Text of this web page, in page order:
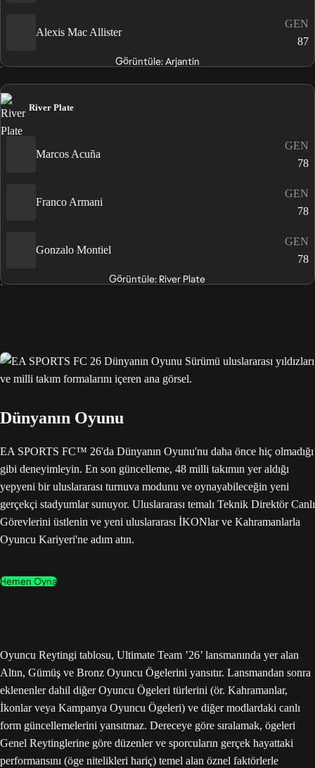
Alexis Mac Allister
GEN
87
Görüntüle: Arjantin
River Plate
Marcos Acuña
GEN
78
Franco Armani
GEN
78
Gonzalo Montiel
GEN
78
Görüntüle: River Plate
Dünyanın Oyunu
EA SPORTS FC™ 26'da Dünyanın Oyunu'nu daha önce hiç olmadığı
gibi deneyimleyin. En son güncelleme, 48 milli takımın yer aldığı
yepyeni bir uluslararası turnuva modunu ve oynayabileceğin yeni
gerçekçi stadyumlar sunuyor. Uluslararası temalı Teknik Direktör Canlı
Görevlerini üstlenin ve yeni uluslararası İKONlar ve Kahramanlarla
Oyuncu Kariyeri'ne adım atın.
Hemen Oyna
Oyuncu Reytingi tablosu, Ultimate Team ’26’ lansmanında yer alan
Altın, Gümüş ve Bronz Oyuncu Ögelerini yansıtır. Lansmandan sonra
eklenenler dahil diğer Oyuncu Ögeleri türlerini (ör. Kahramanlar,
İkonlar veya Kampanya Oyuncu Ögeleri) ve diğer modlardaki canlı
form güncellemelerini yansıtmaz. Dereceye göre sıralamak, ögeleri
Genel Reytinglerine göre düzenler ve sporcuların gerçek hayattaki
performansını (öge nitelikleri hariç) temel alan öznel faktörlerle